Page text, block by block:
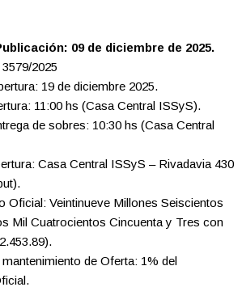
09 de diciembre de 2025.
2025
19 de diciembre 2025.
11:00 hs (Casa Central ISSyS).
de sobres: 10:30 hs (Casa Central
Casa Central ISSyS – Rivadavia 430
Oficial: Veintinueve Millones Seiscientos
Mil Cuatrocientos Cincuenta y Tres con
de Oferta: 1% del